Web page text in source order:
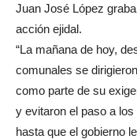
Juan José López
acción ejidal.
“La mañana de hoy,
comunales se
como parte de su
y evitaron el paso a
hasta que el gobierno